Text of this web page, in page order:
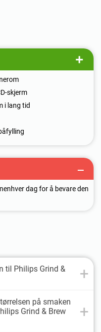
skjerm
i lang tid
dag for å bevare den
til Philips Grind &
på smaken
Grind & Brew